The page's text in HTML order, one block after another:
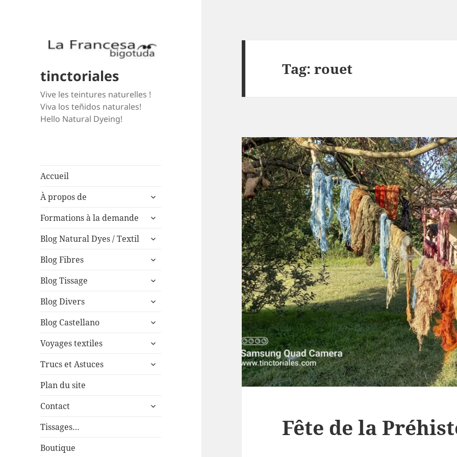
tinctoriales
Vive les teintures naturelles !
Viva los teñidos naturales!
Hello Natural Dyeing!
Accueil
À propos de
expand
menu
Formations à la demande
expand
menu
Blog Natural Dyes / Textil
expand
menu
Blog Fibres
expand
menu
Blog Tissage
expand
menu
Blog Divers
expand
menu
Blog Castellano
expand
menu
Voyages textiles
expand
menu
Trucs et Astuces
expand
Plan du site
Contact
expand
Tissages…
Boutique
Tag:rouet
Fête de la